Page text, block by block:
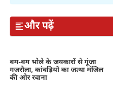
और पढ़ें
बम-बम भोले के जयकारों से गूंजा
गजरौला, कांवड़ियों का जत्था मंजिल
की ओर रवाना